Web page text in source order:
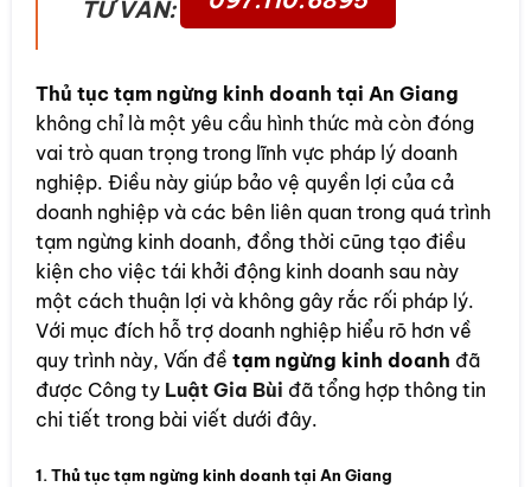
TƯ VẤN:
Thủ tục tạm ngừng kinh doanh tại An Giang
không chỉ là một yêu cầu hình thức mà còn đóng
vai trò quan trọng trong lĩnh vực pháp lý doanh
nghiệp. Điều này giúp bảo vệ quyền lợi của cả
doanh nghiệp và các bên liên quan trong quá trình
tạm ngừng kinh doanh, đồng thời cũng tạo điều
kiện cho việc tái khởi động kinh doanh sau này
một cách thuận lợi và không gây rắc rối pháp lý.
Với mục đích hỗ trợ doanh nghiệp hiểu rõ hơn về
quy trình này, Vấn đề tạm ngừng kinh doanh đã
được Công ty Luật Gia Bùi đã tổng hợp thông tin
chi tiết trong bài viết dưới đây.
1. Thủ tục tạm ngừng kinh doanh tại An Giang